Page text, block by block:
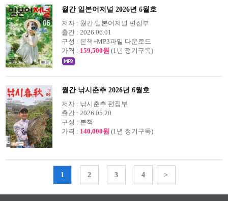
월간 일본어저널 2026년 6월호
저자 : 월간 일본어저널 편집부
출간 : 2026.06.01
구성 : 본책+MP3파일 다운로드
가격 : 159,500원 (1년 정기구독)
월간 낚시춘추 2026년 6월호
저자 : 낚시춘추 편집부
출간 : 2026.05.20
구성 : 본책
가격 : 140,000원 (1년 정기구독)
1 2 3 4 >